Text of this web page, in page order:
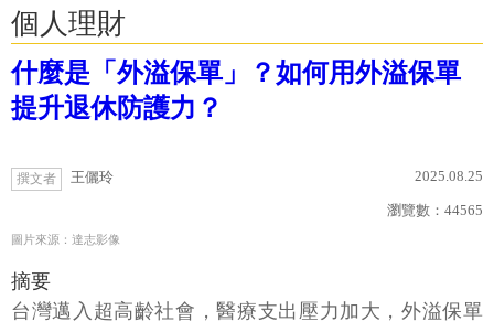
個人理財
什麼是「外溢保單」？如何用外溢保單
提升退休防護力？
撰文者 王儷玲 2025.08.25
瀏覽數： 44565
圖片來源：達志影像
摘要
台灣邁入超高齡社會，醫療支出壓力加大，外溢保單